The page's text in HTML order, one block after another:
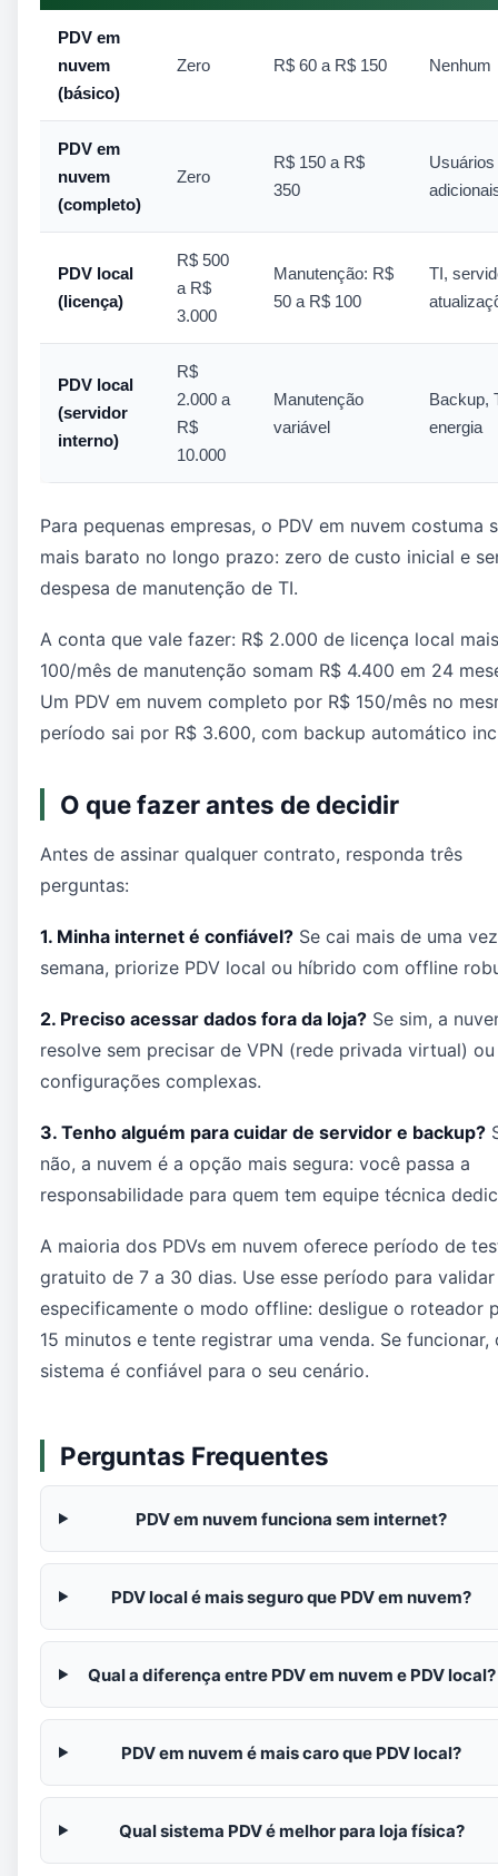
PDV em
nuvem
(básico)
Zero R$ 60 a R$ 150 Nenhum
PDV em
nuvem
(completo)
Zero
R$ 150 a R$
350
Usuários
PDV local
(licença)
R$ 500
a R$
3.000
Manutenção: R$
50 a R$ 100
TI,
PDV local
(servidor
interno)
R$
2.000 a
R$
10.000
Manutenção
variável
Backup,
energia
Para pequenas empresas, o PDV em nuvem costuma
mais barato no longo prazo: zero de custo inicial e
despesa de manutenção de TI.
A conta que vale fazer: R$ 2.000 de licença local
100/mês de manutenção somam R$ 4.400 em 24
Um PDV em nuvem completo por R$ 150/mês no
período sai por R$ 3.600, com backup automático
O que fazer antes de decidir
Antes de assinar qualquer contrato, responda três
perguntas:
1. Minha internet é confiável? Se cai mais de uma
semana, priorize PDV local ou híbrido com offline
2. Preciso acessar dados fora da loja? Se sim, a
resolve sem precisar de VPN (rede privada virtual) ou
configurações complexas.
3. Tenho alguém para cuidar de servidor e backup?
não, a nuvem é a opção mais segura: você passa a
responsabilidade para quem tem equipe técnica
A maioria dos PDVs em nuvem oferece período de
gratuito de 7 a 30 dias. Use esse período para validar
especificamente o modo offline: desligue o roteador
15 minutos e tente registrar uma venda. Se funcionar,
sistema é confiável para o seu cenário.
Perguntas Frequentes
PDV em nuvem funciona sem internet?
PDV local é mais seguro que PDV em nuvem?
Qual a diferença entre PDV em nuvem e PDV local?
PDV em nuvem é mais caro que PDV local?
Qual sistema PDV é melhor para loja física?